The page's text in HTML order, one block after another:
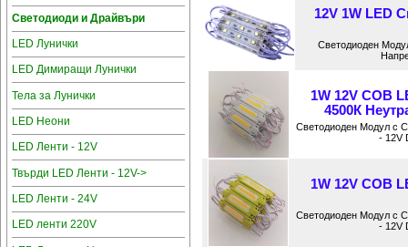
Светодиоди и Драйвъри
LED Лунички
LED Димиращи Лунички
Тела за Лунички
LED Неони
LED Ленти - 12V
Твърди LED Ленти - 12V->
LED Ленти - 24V
LED ленти 220V
12V 1W LED
Светодиоден
1W 12V COB
4500К
Светодиоден Модул с
- 12V
1W 12V COB
Светодиоден Модул с
- 12V